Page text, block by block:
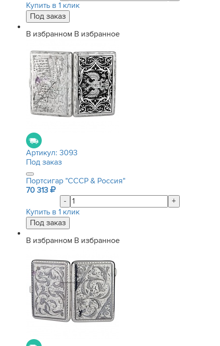
Купить в 1 клик
В избранном В избранное
Артикул: 3093
Под заказ
Портсигар "СССР & Россия"
70 313
-
+
Купить в 1 клик
В избранном В избранное